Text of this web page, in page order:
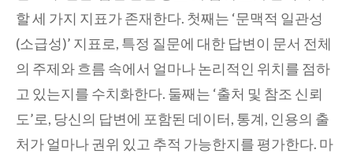
할 세 가지 지표가 존재한다. 첫째는 ‘문맥적 일관성
(소급성)’ 지표로, 특정 질문에 대한 답변이 문서 전체
의 주제와 흐름 속에서 얼마나 논리적인 위치를 점하
고 있는지를 수치화한다. 둘째는 ‘출처 및 참조 신뢰
도’로, 당신의 답변에 포함된 데이터, 통계, 인용의 출
처가 얼마나 권위 있고 추적 가능한지를 평가한다. 마